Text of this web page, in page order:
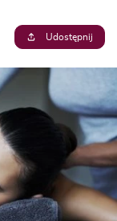
Udostępnij